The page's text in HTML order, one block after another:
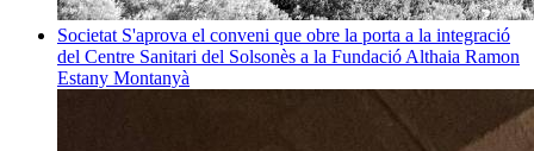
Societat S'aprova el conveni que obre la porta a la integració
del Centre Sanitari del Solsonès a la Fundació Althaia Ramon
Estany Montanyà